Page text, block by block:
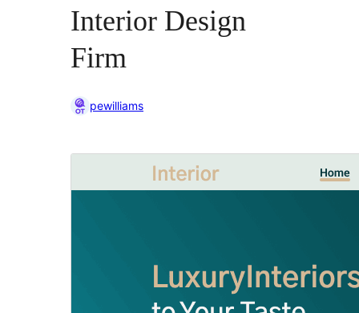
Interior Design
Firm
pewilliams